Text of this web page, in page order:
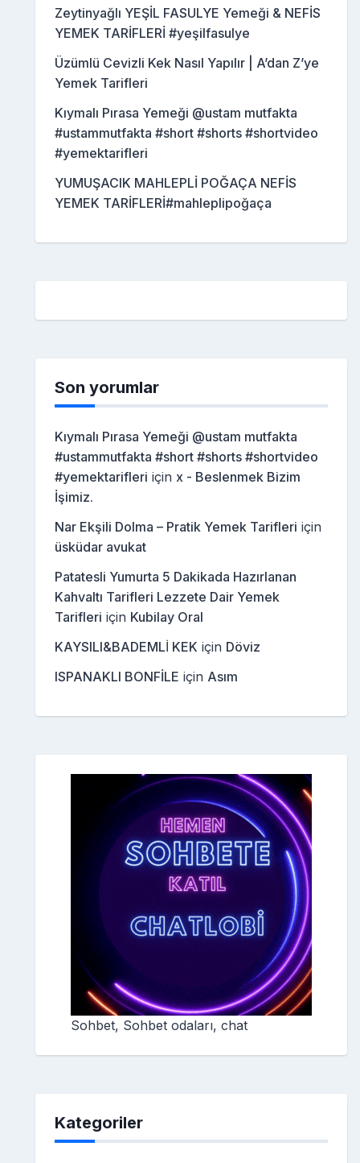
Zeytinyağlı YEŞİL FASULYE Yemeği & NEFİS
YEMEK TARİFLERİ #yeşilfasulye
Üzümlü Cevizli Kek Nasıl Yapılır | A’dan Z’ye
Yemek Tarifleri
Kıymalı Pırasa Yemeği @ustam mutfakta
#ustammutfakta #short #shorts #shortvideo
#yemektarifleri
YUMUŞACIK MAHLEPLİ POĞAÇA NEFİS
YEMEK TARİFLERİ#mahleplipoğaça
Son yorumlar
Kıymalı Pırasa Yemeği @ustam mutfakta
#ustammutfakta #short #shorts #shortvideo
#yemektarifleri için x - Beslenmek Bizim
İşimiz.
Nar Ekşili Dolma – Pratik Yemek Tarifleri için
üsküdar avukat
Patatesli Yumurta 5 Dakikada Hazırlanan
Kahvaltı Tarifleri Lezzete Dair Yemek
Tarifleri için Kubilay Oral
KAYSILI&BADEMLİ KEK için Döviz
ISPANAKLI BONFİLE için Asım
Sohbet, Sohbet odaları, chat
Kategoriler